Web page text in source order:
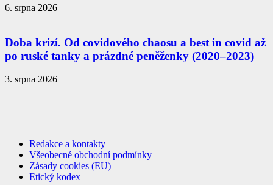
6. srpna 2026
Doba krizí. Od covidového chaosu a best in covid až
po ruské tanky a prázdné peněženky (2020–2023)
3. srpna 2026
Redakce a kontakty
Všeobecné obchodní podmínky
Zásady cookies (EU)
Etický kodex